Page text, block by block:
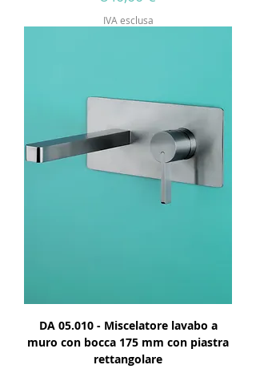
IVA esclusa
DA 05.010 - Miscelatore lavabo a
muro con bocca 175 mm con piastra
rettangolare